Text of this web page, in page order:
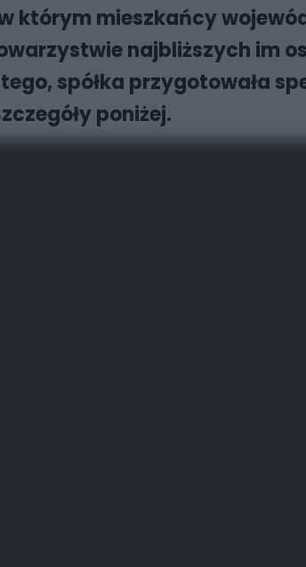
którym mieszkańcy
najbliższych im
spółka przygotowała
poniżej.